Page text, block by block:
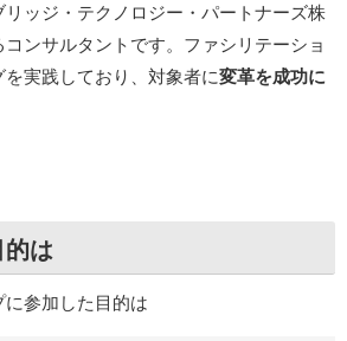
ッジ・テクノロジー・パートナーズ株
ンサルタントです。ファシリテーショ
実践しており、対象者に変革を成功に
的は
参加した目的は